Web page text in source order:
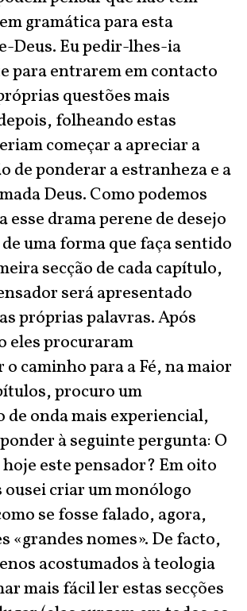
gramática para esta
Deus. Eu pedir-lhes-ia
para entrarem em contacto
questões mais
folheando estas
começar a apreciar a
de ponderar a estranheza e a
Deus. Como podemos
esse drama perene de desejo
uma forma que faça sentido
secção de cada capítulo,
será apresentado
próprias palavras. Após
eles procuraram
caminho para a Fé, na maior
procuro um
onda mais experiencial,
à seguinte pergunta: O
este pensador? Em oito
criar um monólogo
se fosse falado, agora,
«grandes nomes». De facto,
acostumados à teologia
mais fácil ler estas secções